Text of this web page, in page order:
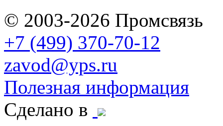
© 2003-2026 Промсвязь
+7 (499) 370-70-12
zavod@yps.ru
Полезная информация
Сделано в